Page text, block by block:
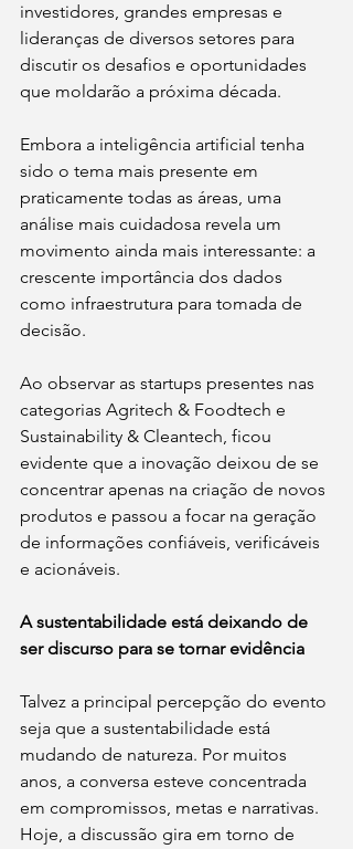
investidores, grandes empresas e
lideranças de diversos setores para
discutir os desafios e oportunidades
que moldarão a próxima década.
Embora a inteligência artificial tenha
sido o tema mais presente em
praticamente todas as áreas, uma
análise mais cuidadosa revela um
movimento ainda mais interessante: a
crescente importância dos dados
como infraestrutura para tomada de
decisão.
Ao observar as startups presentes nas
categorias Agritech & Foodtech e
Sustainability & Cleantech, ficou
evidente que a inovação deixou de se
concentrar apenas na criação de novos
produtos e passou a focar na geração
de informações confiáveis, verificáveis
e acionáveis.
A sustentabilidade está deixando de
ser discurso para se tornar evidência
Talvez a principal percepção do evento
seja que a sustentabilidade está
mudando de natureza. Por muitos
anos, a conversa esteve concentrada
em compromissos, metas e narrativas.
Hoje, a discussão gira em torno de